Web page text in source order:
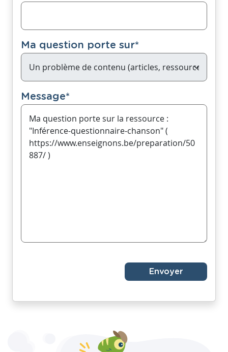
Ma question porte sur*
Message*
Envoyer